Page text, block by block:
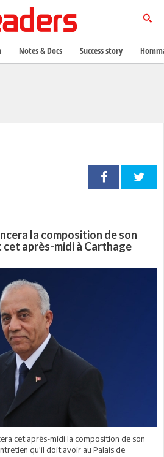
la composition de son
après-midi à Carthage
cet après-midi la composition de son
qu'il doit avoir au Palais de
Notes & Docs Success story